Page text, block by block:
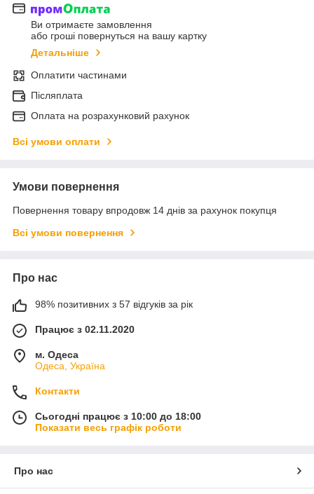
Ви отримаєте замовлення
або гроші повернуться на вашу картку
Детальніше
Оплатити частинами
Післяплата
Оплата на розрахунковий рахунок
Всі умови оплати
Умови повернення
Повернення товару впродовж 14 днів за рахунок покупця
Всі умови повернення
Про нас
98% позитивних з 57 відгуків за рік
Працює з 02.11.2020
м. Одеса
Одеса, Україна
Контакти
Сьогодні працює з 10:00 до 18:00
Показати весь графік роботи
Про нас